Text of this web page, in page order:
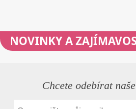
NOVINKYA
Chcete odebírat